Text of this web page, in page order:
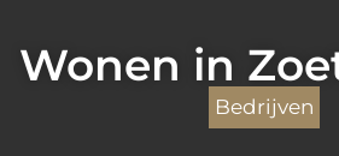
Wonen in
Bedrijven